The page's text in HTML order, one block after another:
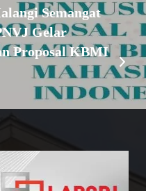
Semangat
Gelar
Proposal KBMI